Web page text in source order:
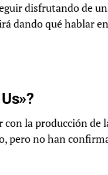
disfrutando de
dando qué hablar
la producción de
pero no han